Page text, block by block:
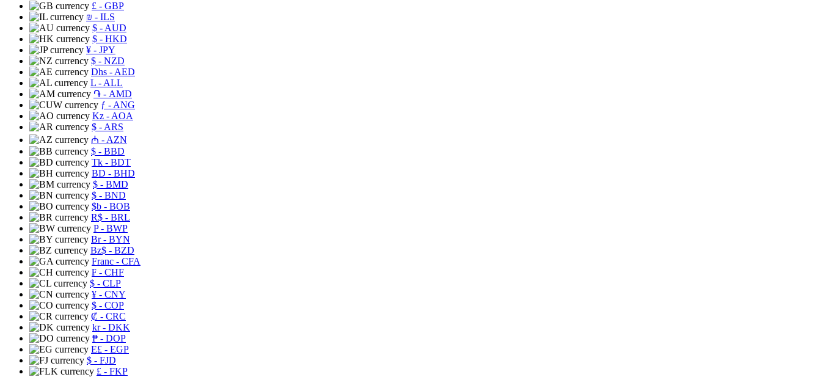
£ - GBP
₪ - ILS
$ - AUD
$ - HKD
¥ - JPY
$ - NZD
Dhs - AED
L - ALL
֏ - AMD
ƒ - ANG
Kz - AOA
$ - ARS
₼ - AZN
$ - BBD
Tk - BDT
BD - BHD
$ - BMD
$ - BND
$b - BOB
R$ - BRL
P- BWP
Br- BYN
Bz$ - BZD
Franc - CFA
₣ - CHF
$ - CLP
¥ - CNY
$ - COP
₡ - CRC
kr- DKK
₱ - DOP
E£ - EGP
$ - FJD
£ - FKP